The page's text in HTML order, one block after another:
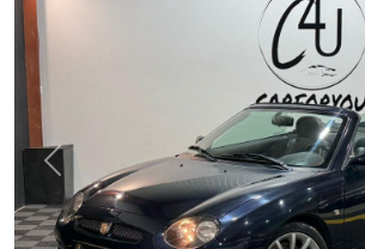
Précédent